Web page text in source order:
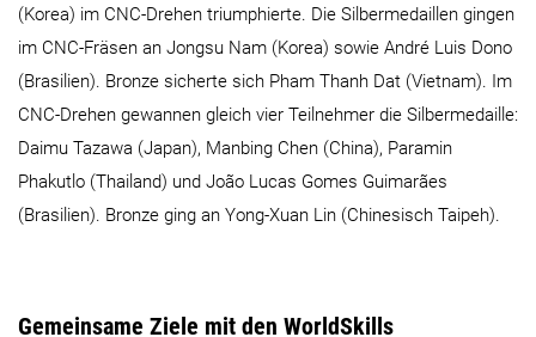
(Korea) im CNC-Drehen triumphierte. Die Silbermedaillen gingen
im CNC-Fräsen an Jongsu Nam (Korea) sowie André Luis Dono
(Brasilien). Bronze sicherte sich Pham Thanh Dat (Vietnam). Im
CNC-Drehen gewannen gleich vier Teilnehmer die Silbermedaille:
Daimu Tazawa (Japan), Manbing Chen (China), Paramin
Phakutlo (Thailand) und João Lucas Gomes Guimarães
(Brasilien). Bronze ging an Yong-Xuan Lin (Chinesisch Taipeh).
Gemeinsame Ziele mit den WorldSkills